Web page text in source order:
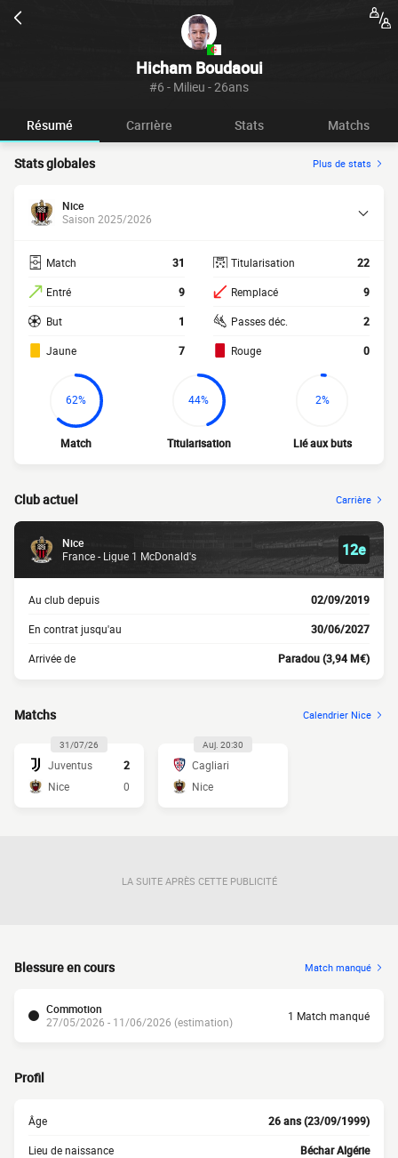
Hicham Boudaoui
#6 - Milieu - 26ans
Résumé Carrière Stats Matchs
Stats globales Plus de stats
Nice
Saison 2025/2026
Match 31
Entré 9
But 1
Jaune 7
Titularisation 22
Remplacé 9
Passes déc. 2
Rouge 0
62%
Match
44%
Titularisation
2%
Lié aux buts
Club actuel Carrière
Nice
France - Ligue 1 McDonald's
12e
Au club depuis 02/09/2019
En contrat jusqu'au 30/06/2027
Arrivée de Paradou (3,94 M€)
Matchs Calendrier Nice
31/07/26
Juventus
2
Nice
0
Auj. 20:30
Cagliari
Nice
LA SUITE APRÈS CETTE PUBLICITÉ
Blessure en cours Match manqué
Commotion
27/05/2026 - 11/06/2026 (estimation)
1 Match manqué
Profil
Âge 26 ans (23/09/1999)
Lieu de naissance Béchar Algérie